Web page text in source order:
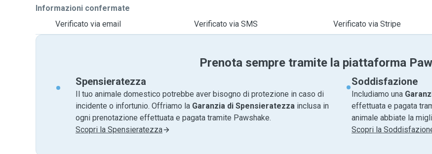
Informazioni confermate
Verificato via email
Verificato via SMS Verificato via Stripe
Prenota sempre tramite la piattaforma
Spensieratezza
Il tuo animale domestico potrebbe aver bisogno di protezione in caso di
incidente o infortunio. Offriamo la Garanzia di Spensieratezza inclusa in
ogni prenotazione effettuata e pagata tramite Pawshake.
Scopri la Spensieratezza
Soddisfazione
Includiamo una
effettuata e pagata
animale abbiate la
Scopri la